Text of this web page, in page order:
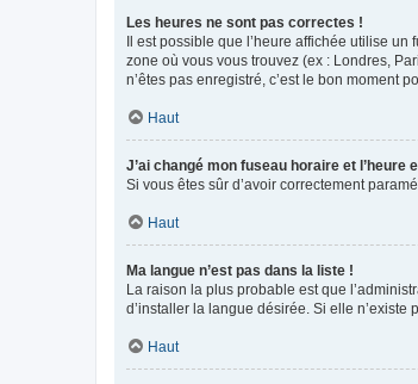
Les heures ne sont pas correctes !
Il est possible que l’heure affichée utilise
zone où vous vous trouvez (ex : Londres,
n’êtes pas enregistré, c’est le bon moment
Haut
J’ai changé mon fuseau horaire et l’heure
Si vous êtes sûr d’avoir correctement
Haut
Ma langue n’est pas dans la liste !
La raison la plus probable est que
d’installer la langue désirée. Si elle n’existe
Haut